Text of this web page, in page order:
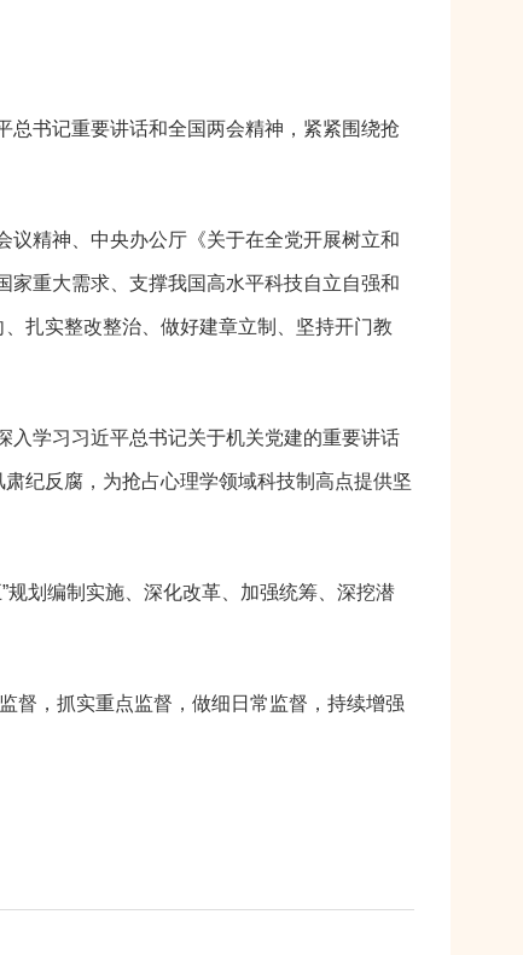
书记重要讲话和全国两会精神，紧紧围绕抢
精神、中央办公厅《关于在全党开展树立和
家重大需求、支撑我国高水平科技自立自强和
扎实整改整治、做好建章立制、坚持开门教
入学习习近平总书记关于机关党建的重要讲话
纪反腐，为抢占心理学领域科技制高点提供坚
规划编制实施、深化改革、加强统筹、深挖潜
督，抓实重点监督，做细日常监督，持续增强